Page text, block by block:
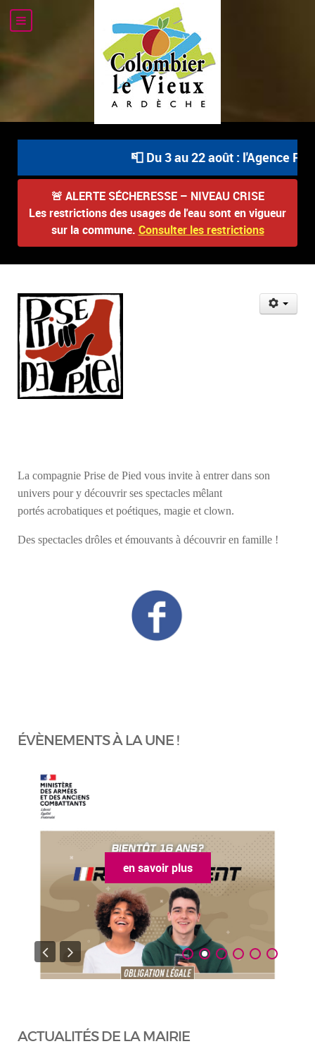
📮 Du 3 au 22 août : l'Agence
🚨 ALERTE SÉCHERESSE – NIVEAU CRISE
Les restrictions des usages de l'eau sont en vigueur
sur la commune. Consulter les restrictions
La compagnie Prise de Pied vous invite à entrer dans son
univers pour y découvrir ses spectacles mêlant
portés acrobatiques et poétiques, magie et clown.
Des spectacles drôles et émouvants à découvrir en famille !
ÉVÈNEMENTS À LA UNE !
en savoir plus
ACTUALITÉS DE LA MAIRIE